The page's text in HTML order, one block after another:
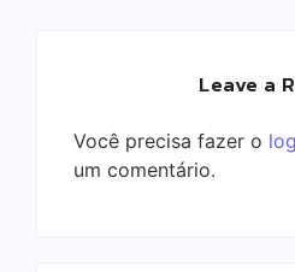
Leave a
Você precisa fazer o
um comentário.